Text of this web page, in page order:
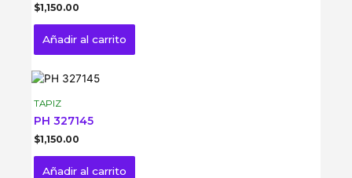
$1,150.00
Añadir al carrito
TAPIZ
PH 327145
$1,150.00
Añadir al carrito